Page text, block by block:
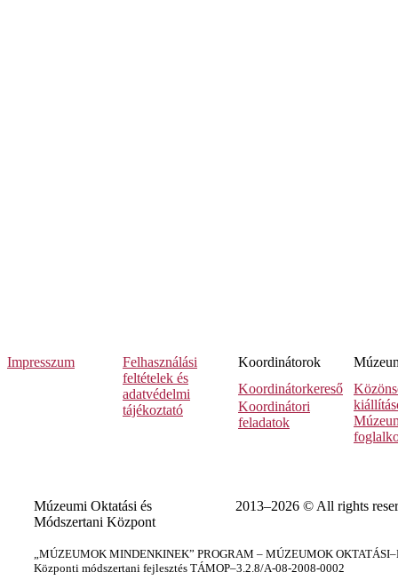
Impresszum
Felhasználási
feltételek és
adatvédelmi
tájékoztató
Koordinátorok
Koordinátorkereső
Koordinátori
feladatok
Múzeumi Oktatási és
Módszertani Központ
2013–2026 © All rights
„MÚZEUMOK MINDENKINEK” PROGRAM – MÚZEUMOK
Központi módszertani fejlesztés TÁMOP–3.2.8/A-08-2008-0002